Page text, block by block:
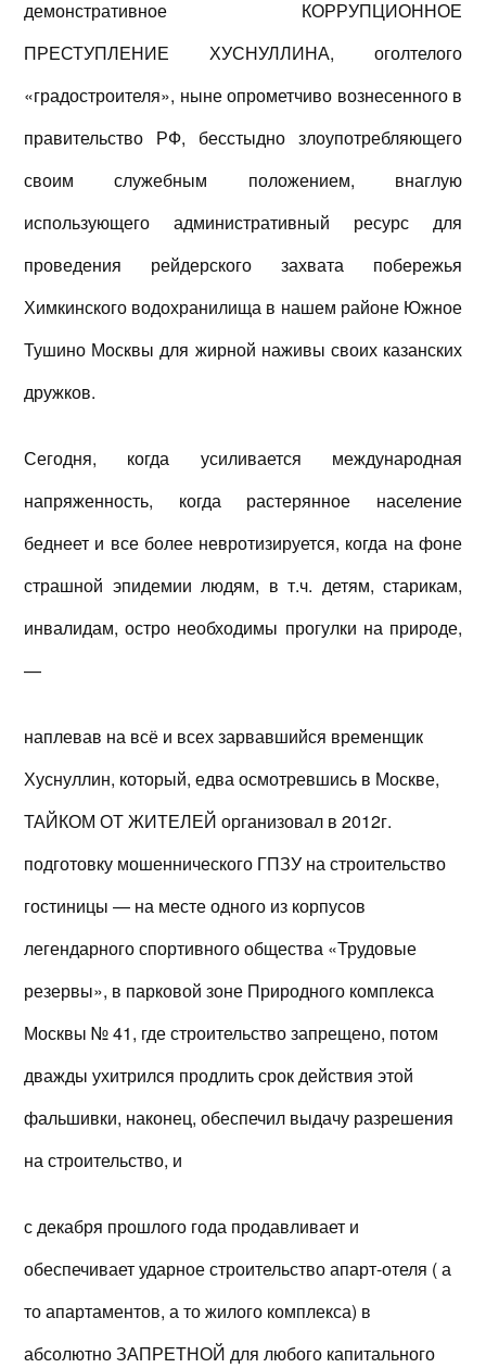
демонстративное КОРРУПЦИОННОЕ
ПРЕСТУПЛЕНИЕ ХУСНУЛЛИНА, оголтелого
«градостроителя», ныне опрометчиво вознесенного в
правительство РФ, бесстыдно злоупотребляющего
своим служебным положением, внаглую
использующего административный ресурс для
проведения рейдерского захвата побережья
Химкинского водохранилища в нашем районе Южное
Тушино Москвы для жирной наживы своих казанских
дружков.
Сегодня, когда усиливается международная
напряженность, когда растерянное население
беднеет и все более невротизируется, когда на фоне
страшной эпидемии людям, в т.ч. детям, старикам,
инвалидам, остро необходимы прогулки на природе,
—
наплевав на всё и всех зарвавшийся временщик
Хуснуллин, который, едва осмотревшись в Москве,
ТАЙКОМ ОТ ЖИТЕЛЕЙ организовал в 2012г.
подготовку мошеннического ГПЗУ на строительство
гостиницы — на месте одного из корпусов
легендарного спортивного общества «Трудовые
резервы», в парковой зоне Природного комплекса
Москвы № 41, где строительство запрещено, потом
дважды ухитрился продлить срок действия этой
фальшивки, наконец, обеспечил выдачу разрешения
на строительство, и
с декабря прошлого года продавливает и
обеспечивает ударное строительство апарт-отеля ( а
то апартаментов, а то жилого комплекса) в
абсолютно ЗАПРЕТНОЙ для любого капитального